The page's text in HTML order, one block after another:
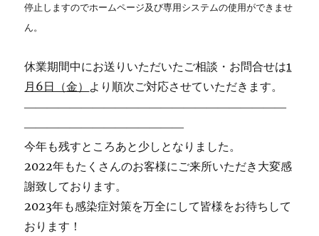
停止しますのでホームページ及び専用システムの使用ができませ
ん。
休業期間中にお送りいただいたご相談・お問合せは1
月6日（金） より順次ご対応させていただきます。
―――――――――――――――――――――――
――――――――――――――
今年も残すところあと少しとなりました。
2022年もたくさんのお客様にご来所いただき大変感
謝致しております。
2023年も感染症対策を万全にして皆様をお待ちして
おります！